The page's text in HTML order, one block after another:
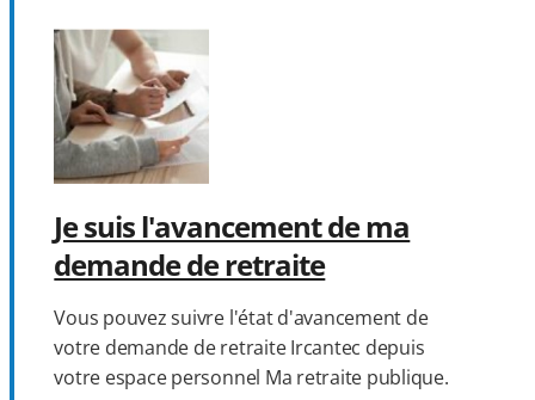
Je suis l'avancement de ma
demande de retraite
Vous pouvez suivre l'état d'avancement de
votre demande de retraite Ircantec depuis
votre espace personnel Ma retraite publique.